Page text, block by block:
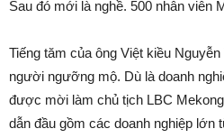
Sau đó mới là nghề. 500 nhân viên
Tiếng tăm của ông Việt kiều
người ngưỡng mộ. Dù là doanh
được mời làm chủ tịch LBC
dẫn đầu gồm các doanh nghiệp lớn